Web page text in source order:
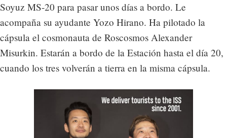
Soyuz MS-20 para pasar unos días a bordo. Le
acompaña su ayudante Yozo Hirano. Ha pilotado la
cápsula el cosmonauta de Roscosmos Alexander
Misurkin. Estarán a bordo de la Estación hasta el día 20,
cuando los tres volverán a tierra en la misma cápsula.